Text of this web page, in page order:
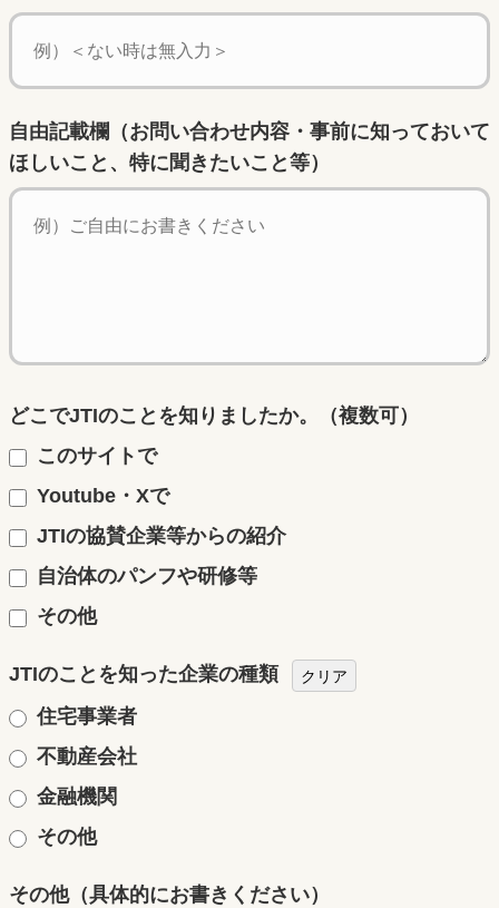
自由記載欄（お問い合わせ内容・事前に知っておいて
ほしいこと、特に聞きたいこと等）
どこでJTIのことを知りましたか。（複数可）
このサイトで
Youtube・Xで
JTIの協賛企業等からの紹介
自治体のパンフや研修等
その他
JTIのことを知った企業の種類 クリア
住宅事業者
不動産会社
金融機関
その他
その他（具体的にお書きください）